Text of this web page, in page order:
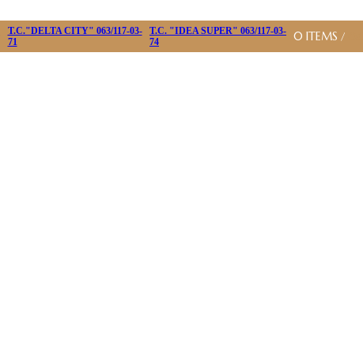
T.C."DELTA CITY" 063/117-03-
71
T.C. "IDEA SUPER" 063/117-03-
74
0ITEMS /